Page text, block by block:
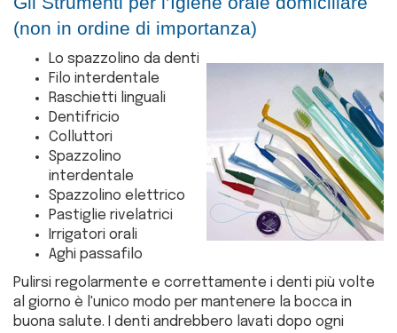
(non in ordine di importanza)
Lo spazzolino da denti
Filo interdentale
Raschietti linguali
Dentifricio
Colluttori
Spazzolino
interdentale
Spazzolino elettrico
Pastiglie rivelatrici
Irrigatori orali
Aghi passafilo
Pulirsi regolarmente e correttamente i denti più volte
al giorno è l'unico modo per mantenere la bocca in
buona salute. I denti andrebbero lavati dopo ogni